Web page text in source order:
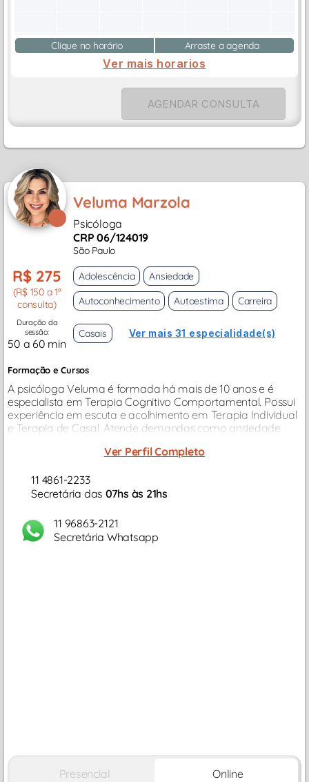
Clique no horário Arraste a agenda
Ver mais horarios
AGENDAR CONSULTA
Veluma Marzola
Psicóloga
CRP 06/124019
São Paulo
R$ 275
(R$ 150 a 1ª
consulta)
Duração da
sessão:
50 a 60 min
Adolescência
Ansiedade
Autoconhecimento
Autoestima Carreira
Casais Ver mais 31 especialidade(s)
Formação e Cursos
A psicóloga Veluma é formada há mais de 10 anos e é
especialista em Terapia Cognitivo Comportamental. Possui
experiência em escuta e acolhimento em Terapia Individual
e Terapia de Casal. Atende demandas como ansiedade
Ver Perfil Completo
11 4861-2233
Secretária das 07hs às 21hs
11 96863-2121
Secretária Whatsapp
Presencial Online